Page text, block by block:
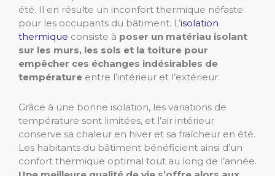
été. Il en résulte un inconfort thermique néfaste
pour les occupants du bâtiment. L’isolation
thermique consiste à poser un matériau isolant
sur les murs, les sols et la toiture pour
empêcher ces échanges indésirables de
température entre l’intérieur et l’extérieur.
Grâce à une bonne isolation, les variations de
température sont limitées, et l’air intérieur
conserve sa chaleur en hiver et sa fraîcheur en été.
Les habitants du bâtiment bénéficient ainsi d’un
confort thermique optimal tout au long de l’année.